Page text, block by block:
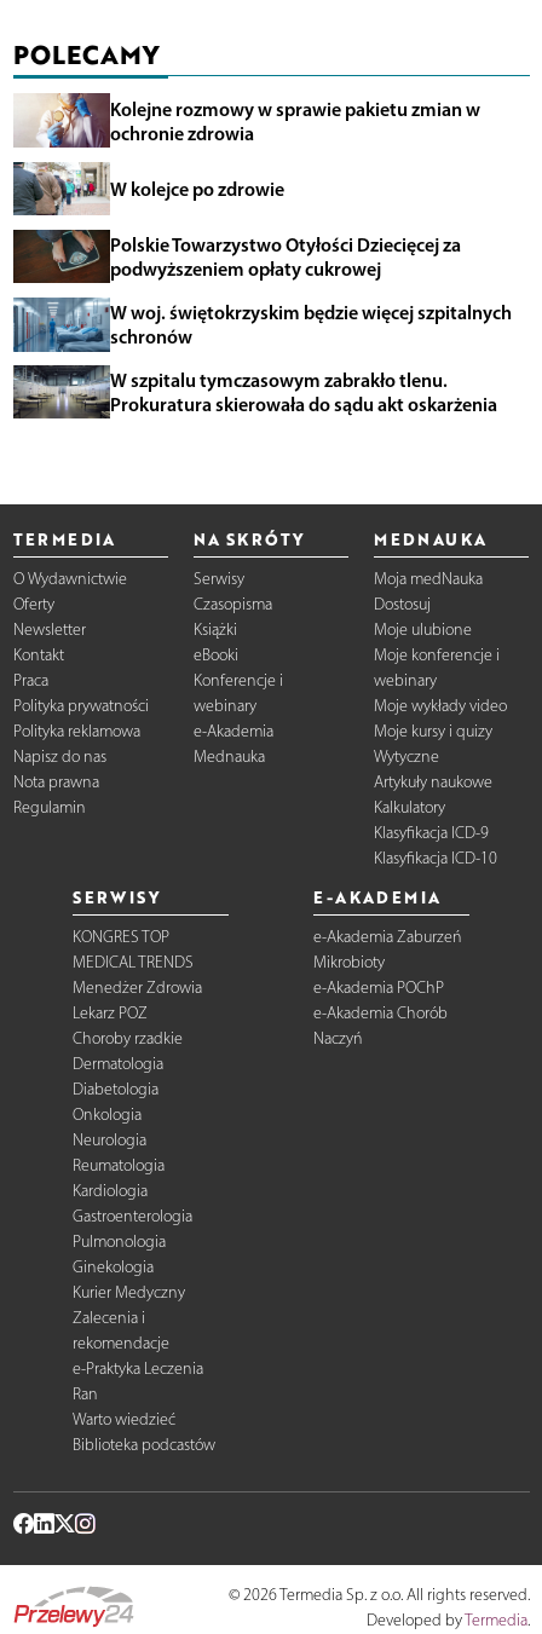
POLECAMY
Kolejne rozmowy w sprawie pakietu zmian w
ochronie zdrowia
W kolejce po zdrowie
Polskie Towarzystwo Otyłości Dziecięcej za
podwyższeniem opłaty cukrowej
W woj. świętokrzyskim będzie więcej szpitalnych
schronów
W szpitalu tymczasowym zabrakło tlenu.
Prokuratura skierowała do sądu akt oskarżenia
TERMEDIA
O Wydawnictwie
Oferty
Newsletter
Kontakt
Praca
Polityka prywatności
Polityka reklamowa
Napisz do nas
Nota prawna
Regulamin
NA SKRÓTY
Serwisy
Czasopisma
Książki
eBooki
Konferencje i
webinary
e-Akademia
Mednauka
MEDNAUKA
Moja medNauka
Dostosuj
Moje ulubione
Moje konferencje i
webinary
Moje wykłady video
Moje kursy i quizy
Wytyczne
Artykuły naukowe
Kalkulatory
Klasyfikacja ICD-9
Klasyfikacja ICD-10
SERWISY
KONGRES TOP
MEDICAL TRENDS
Menedżer Zdrowia
Lekarz POZ
Choroby rzadkie
Dermatologia
Diabetologia
Onkologia
Neurologia
Reumatologia
Kardiologia
Gastroenterologia
Pulmonologia
Ginekologia
Kurier Medyczny
Zalecenia i
rekomendacje
e-Praktyka Leczenia
Ran
Warto wiedzieć
Biblioteka podcastów
E-AKADEMIA
e-Akademia Zaburzeń
Mikrobioty
e-Akademia POChP
e-Akademia Chorób
Naczyń
© 2026 Termedia Sp. z o.o. All rights reserved.
Developed byTermedia.